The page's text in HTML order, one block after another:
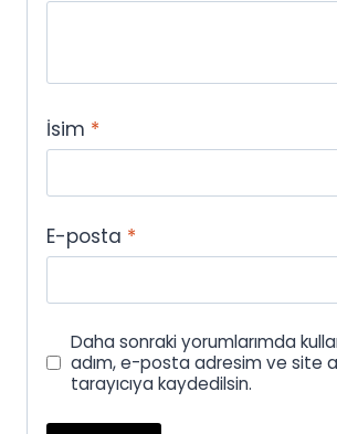
İsim *
E-posta *
Daha sonraki yorumlarımda
adım, e-posta adresim ve site
tarayıcıya kaydedilsin.